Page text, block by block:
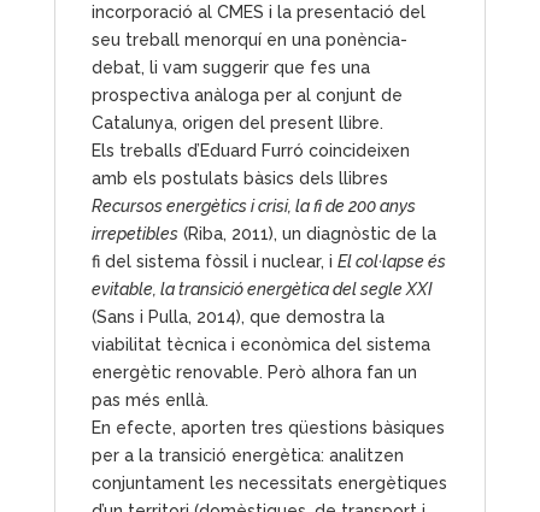
incorporació al CMES i la presentació del
seu treball menorquí en una ponència-
debat, li vam suggerir que fes una
prospectiva anàloga per al conjunt de
Catalunya, origen del present llibre.
Els treballs d’Eduard Furró coincideixen
amb els postulats bàsics dels llibres
Recursos energètics i crisi, la fi de 200 anys
irrepetibles(Riba, 2011), un diagnòstic de la
fi del sistema fòssil i nuclear, i El col·lapse és
evitable, la transició energètica del segle XXI
(Sans i Pulla, 2014), que demostra la
viabilitat tècnica i econòmica del sistema
energètic renovable. Però alhora fan un
pas més enllà.
En efecte, aporten tres qüestions bàsiques
per a la transició energètica: analitzen
conjuntament les necessitats energètiques